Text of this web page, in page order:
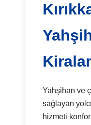
Yahşihan ve
sağlayan
hizmeti